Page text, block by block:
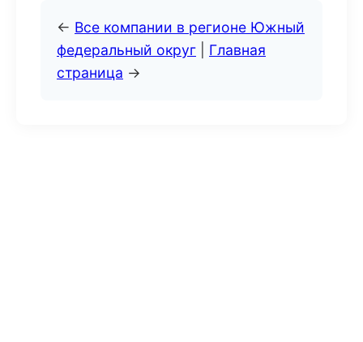
← Все компании в регионе Южный
федеральный округ
Главная
страница →